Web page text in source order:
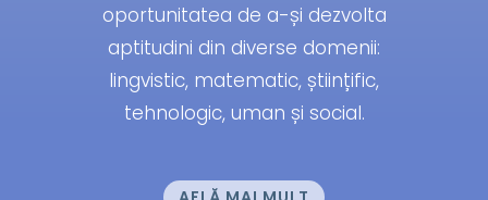
oportunitatea de a-și dezvolta
aptitudini din diverse domenii:
lingvistic, matematic, științific,
tehnologic, uman și social.